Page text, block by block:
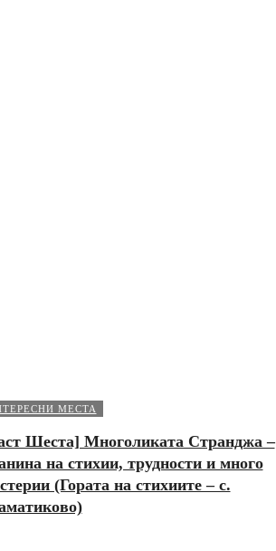
МЕСТА
Шеста] Многоликата Странджа –
на стихии, трудности и много
(Гората на стихиите – с.